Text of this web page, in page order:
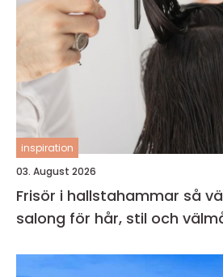
inspiration
03. August 2026
Frisör i hallstahammar så väljer du rätt
salong för hår, stil och